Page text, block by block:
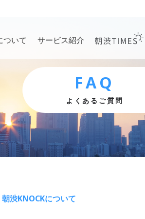
ついて サービス紹介
FAQ
よくあるご質問
朝渋KNOCKについて